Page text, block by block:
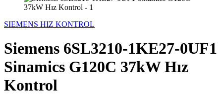
SIEMENS HIZ KONTROL
Siemens 6SL3210-1KE27-0UF1
Sinamics G120C 37kW Hız
Kontrol